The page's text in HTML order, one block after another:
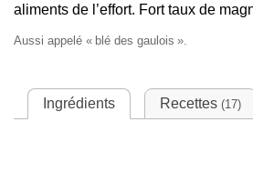
aliments de l’effort. Fort taux de
Aussi appelé « blé des gaulois ».
Ingrédients Recettes (17)